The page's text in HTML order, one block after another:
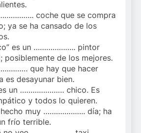
coche que se compra
ya se ha cansado de los
es un ……………….. pintor
posiblemente de los mejores.
que hay que hacer
es desayunar bien.
un ………………… chico. Es
y todos lo quieren.
hecho muy ……………….. día; ha
frío terrible.